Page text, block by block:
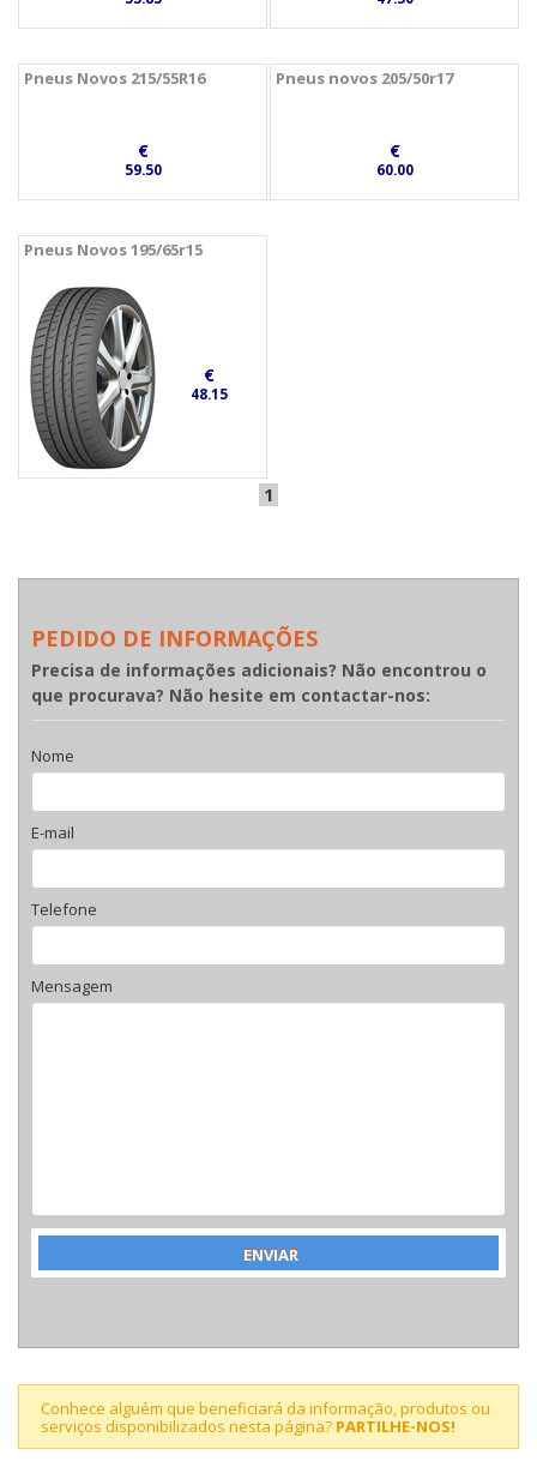
Pneus Novos 215/55R16
€
59.50
Pneus novos 205/50r17
€
60.00
Pneus Novos 195/65r15
€
48.15
1
PEDIDO DE INFORMAÇÕES
Precisa de informações adicionais? Não encontrou o
que procurava? Não hesite em contactar-nos:
Nome
E-mail
Telefone
Mensagem
Conhece alguém que beneficiará da informação, produtos ou
serviços disponibilizados nesta página? PARTILHE-NOS!